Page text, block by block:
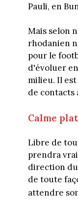
Pauli, en
Mais selon
rhodanien
pour le
d'évoluer
milieu. Il
de contacts
Calme
Libre de
prendra
direction
de toute
attendre